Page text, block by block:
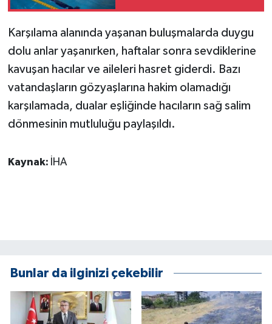
Karşılama alanında yaşanan buluşmalarda duygu
dolu anlar yaşanırken, haftalar sonra sevdiklerine
kavuşan hacılar ve aileleri hasret giderdi. Bazı
vatandaşların gözyaşlarına hakim olamadığı
karşılamada, dualar eşliğinde hacıların sağ salim
dönmesinin mutluluğu paylaşıldı.
Kaynak: İHA
Bunlar da ilginizi çekebilir
Yerel Haberler